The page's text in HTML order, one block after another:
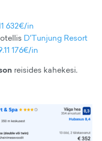
632€/in
D'Tunjung Resort
176€/in
reisides kahekesi.